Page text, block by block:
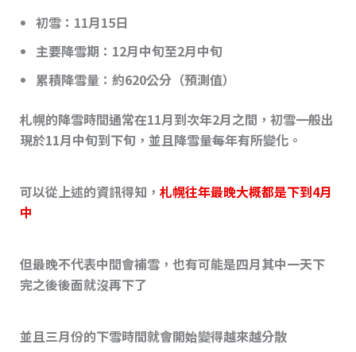
初雪：11月15日
主要降雪期 ：12月中旬至2月中旬
累積降雪量：約620公分（預測值）
札幌的降雪時間通常在11月到次年2月之間，初雪一般出
現於11月中旬到下旬，並且降雪量每年有所變化。
可以從上述的資訊得知， 札幌往年最晚大概都是下到4月
中
但最晚不代表中間會補雪，也有可能是四月其中一天下
完之後後面就沒再下了
並且三月份的下雪時間就會開始變得越來越分散